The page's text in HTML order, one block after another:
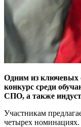
Одним из ключевых
конкурс среди
СПО, а также
Участникам
четырех номинациях.